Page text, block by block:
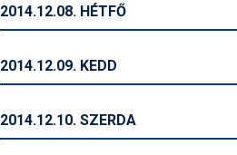
2014.12.08. HÉTFŐ
2014.12.09. KEDD
2014.12.10. SZERDA